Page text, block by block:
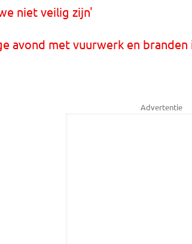
niet veilig zijn'
avond met vuurwerk en
Advertentie